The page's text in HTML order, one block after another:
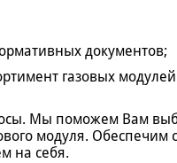
документов;
газовых
Мы поможем Вам
модуля. Обеспечим
на себя.